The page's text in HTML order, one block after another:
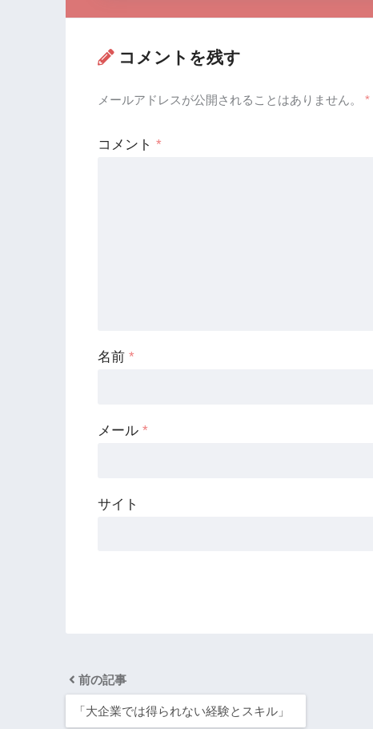
コメントを残す
メールアドレスが公開されることはありません。 *
コメント *
名前 *
メール *
サイト
前の記事
「大企業では得られない経験とスキル」